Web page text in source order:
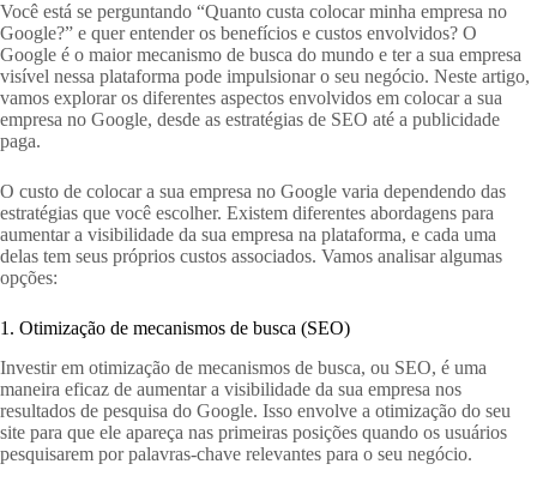
Você está se perguntando “Quanto custa colocar minha empresa no
Google?” e quer entender os benefícios e custos envolvidos? O
Google é o maior mecanismo de busca do mundo e ter a sua empresa
visível nessa plataforma pode impulsionar o seu negócio. Neste artigo,
vamos explorar os diferentes aspectos envolvidos em colocar a sua
empresa no Google, desde as estratégias de SEO até a publicidade
paga.
O custo de colocar a sua empresa no Google varia dependendo das
estratégias que você escolher. Existem diferentes abordagens para
aumentar a visibilidade da sua empresa na plataforma, e cada uma
delas tem seus próprios custos associados. Vamos analisar algumas
opções:
1. Otimização de mecanismos de busca (SEO)
Investir em otimização de mecanismos de busca, ou SEO, é uma
maneira eficaz de aumentar a visibilidade da sua empresa nos
resultados de pesquisa do Google. Isso envolve a otimização do seu
site para que ele apareça nas primeiras posições quando os usuários
pesquisarem por palavras-chave relevantes para o seu negócio.